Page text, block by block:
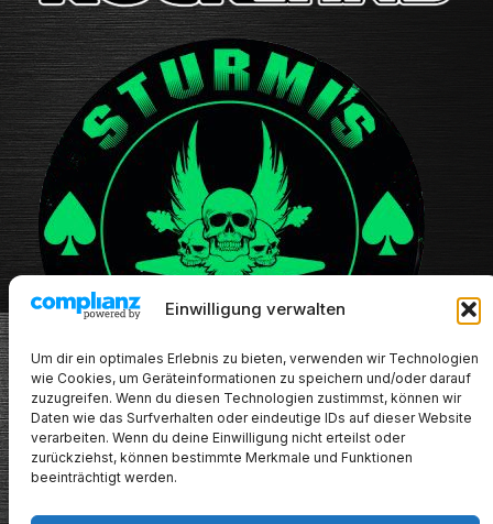
Einwilligung verwalten
Um dir ein optimales Erlebnis zu bieten, verwenden wir Technologien
wie Cookies, um Geräteinformationen zu speichern und/oder darauf
zuzugreifen. Wenn du diesen Technologien zustimmst, können wir
Daten wie das Surfverhalten oder eindeutige IDs auf dieser Website
verarbeiten. Wenn du deine Einwilligung nicht erteilst oder
zurückziehst, können bestimmte Merkmale und Funktionen
beeinträchtigt werden.